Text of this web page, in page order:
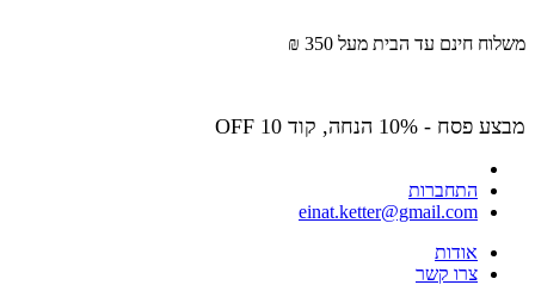
משלוח חינם עד הבית מעל 350 ₪
מבצע פסח - 10% הנחה, קוד OFF 10
התחברות
einat.ketter@gmail.com
אודות
צרו קשר